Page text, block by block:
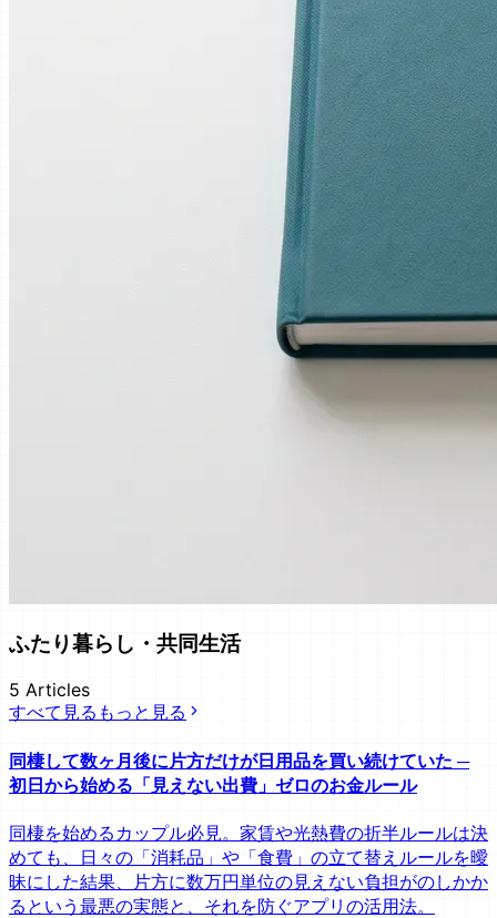
ふたり暮らし・共同生活
5 Articles
すべて見る もっと見る
同棲して数ヶ月後に片方だけが日用品を買い続けていた ─
初日から始める「見えない出費」ゼロのお金ルール
同棲を始めるカップル必見。家賃や光熱費の折半ルールは決
めても、日々の「消耗品」や「食費」の立て替えルールを曖
昧にした結果、片方に数万円単位の見えない負担がのしかか
るという最悪の実態と、それを防ぐアプリの活用法。